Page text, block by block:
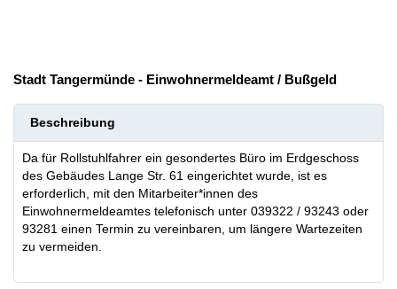
Stadt Tangermünde - Einwohnermeldeamt / Bußgeld
Beschreibung
Da für Rollstuhlfahrer ein gesondertes Büro im Erdgeschoss
des Gebäudes Lange Str. 61 eingerichtet wurde, ist es
erforderlich, mit den Mitarbeiter*innen des
Einwohnermeldeamtes telefonisch unter 039322 / 93243 oder
93281 einen Termin zu vereinbaren, um längere Wartezeiten
zu vermeiden.